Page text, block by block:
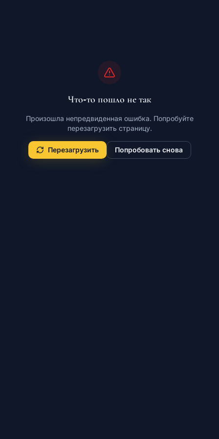
Что-то пошло не так
Произошла непредвиденная ошибка. Попробуйте
перезагрузить страницу.
Перезагрузить Попробовать снова